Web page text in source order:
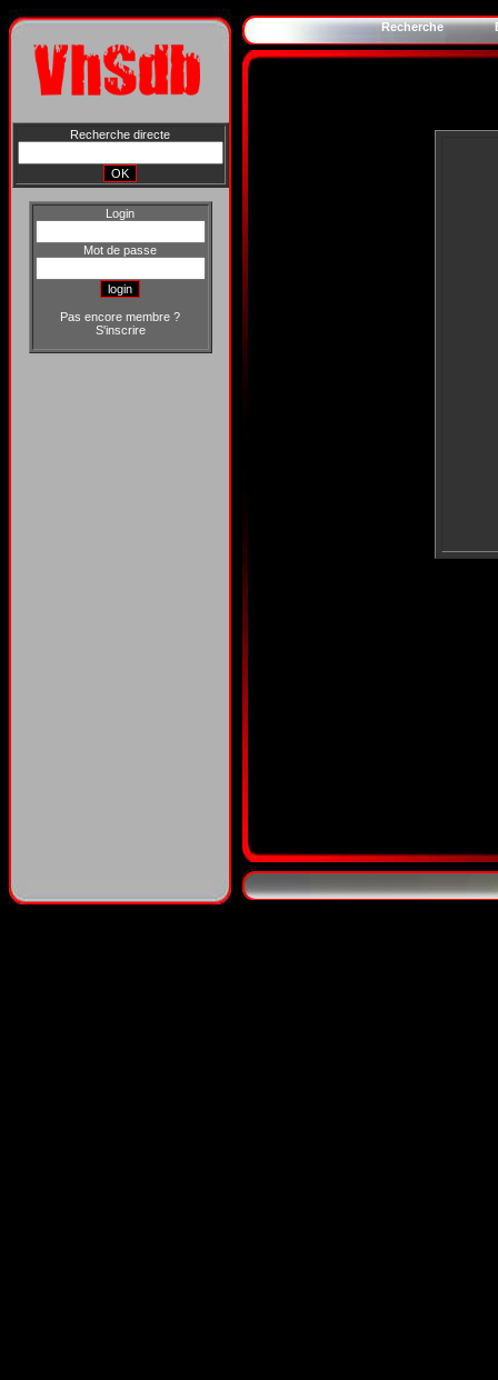
Recherche directe
Login
Mot de passe
Pas encore membre ?
S'inscrire
Recherche